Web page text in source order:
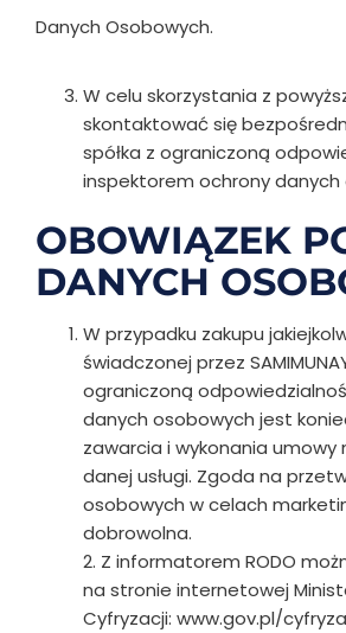
Danych Osobowych.
W celu skorzystania z
skontaktować się
spółka z ograniczoną
inspektorem ochrony danych
OBOWIĄZEK
DANYCH
W przypadku zakupu
świadczonej przez
ograniczoną
danych osobowych jest
zawarcia i wykonania umowy
danej usługi. Zgoda na
osobowych w celach
dobrowolna.
2. Z informatorem RODO
na stronie internetowej
Cyfryzacji: www.gov.pl/